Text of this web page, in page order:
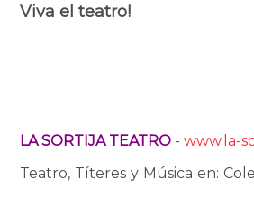
Viva el teatro!
LA SORTIJA TEATRO -www.la-
Teatro, Títeres y Música en: